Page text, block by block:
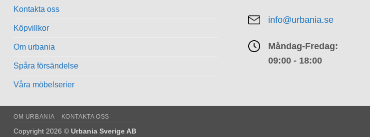
Kontakta oss
Köpvillkor
Om urbania
Spåra försändelse
Våra möbelserier
info@urbania.se
Måndag-Fredag:
09:00 - 18:00
OM URBANIA KONTAKTA OSS
Copyright 2026 © Urbania Sverige AB